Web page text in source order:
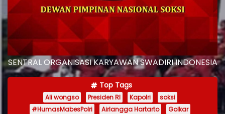
SENTRAL ORGANISASI KARYAWAN SWADIRI INDONESIA
Top Tags
Ali wongso Presiden RI Kapolri
soksi
#HumasMabesPolri
Airlangga Hartarto Golkar